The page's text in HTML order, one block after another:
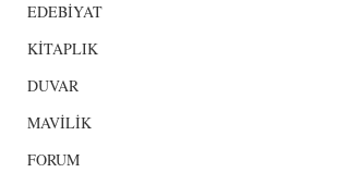
EDEBİYAT
KİTAPLIK
DUVAR
MAVİLİK
FORUM